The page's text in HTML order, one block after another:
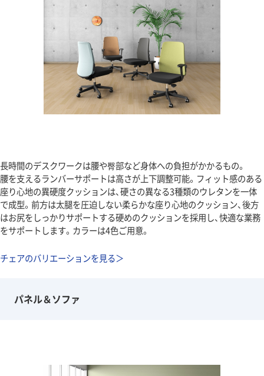
長時間のデスクワークは腰や臀部など身体への負担がかかるもの。
腰を支えるランバーサポートは高さが上下調整可能。フィット感のある
座り心地の異硬度クッションは、硬さの異なる3種類のウレタンを一体
で成型。前方は太腿を圧迫しない柔らかな座り心地のクッション、後方
はお尻をしっかりサポートする硬めのクッションを採用し、快適な業務
をサポートします。カラーは4色ご用意。
チェアのバリエーションを見る＞
パネル＆ソファ